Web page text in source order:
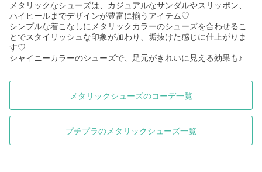
メタリックなシューズは、カジュアルなサンダルやスリッポン、
ハイヒールまでデザインが豊富に揃うアイテム♡
シンプルな着こなしにメタリックカラーのシューズを合わせるこ
とでスタイリッシュな印象が加わり、垢抜けた感じに仕上がりま
す♡
シャイニーカラーのシューズで、足元がきれいに見える効果も♪
メタリックシューズのコーデ一覧
プチプラのメタリックシューズ一覧